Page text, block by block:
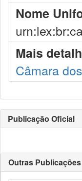
Nome
Mais
Câmara
Publicação Oficial
Outras Publicações